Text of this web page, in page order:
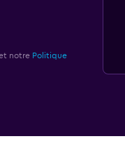
notre Politique